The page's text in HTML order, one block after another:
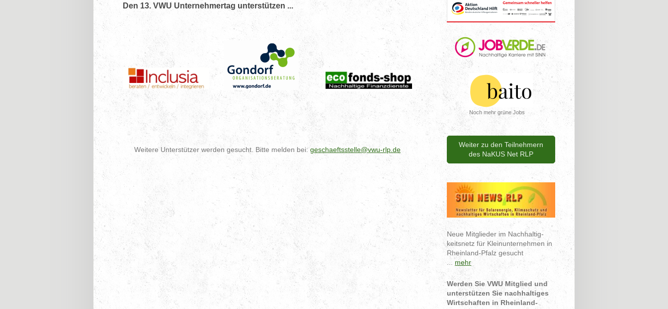
Den 13. VWU Unternehmertag unterstützen ...
Weitere Unterstützer werden gesucht. Bitte melden bei:geschaeftsstelle@vwu-rlp.de
Noch mehr grüne Jobs
Weiter zu den Teilnehmern
des NaKUS Net RLP
Neue Mitglieder im Nachhaltig-
keitsnetz für Kleinunternehmen in
Rheinland-Pfalz gesucht
... mehr
Werden Sie VWU Mitglied und
unterstützen Sie nachhaltiges
Wirtschaften in Rheinland-